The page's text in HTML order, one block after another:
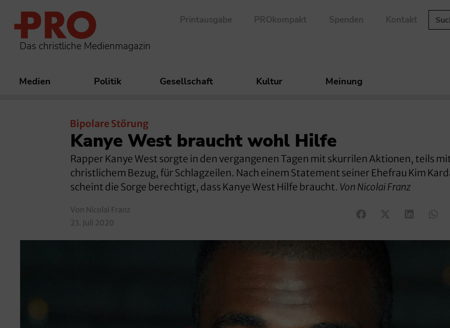
Das christliche Medienmagazin
Printausgabe PROkompakt Spenden Kontakt
Medien Politik Gesellschaft Kultur Meinung
Bipolare Störung
Kanye West braucht wohl Hilfe
Rapper Kanye West sorgte in den vergangenen Tagen mit skurrilen Aktionen, teils
christlichem Bezug, für Schlagzeilen. Nach einem Statement seiner Ehefrau Kim
scheint die Sorge berechtigt, dass Kanye West Hilfe braucht. Von Nicolai Franz
Von Nicolai Franz
23. Juli 2020